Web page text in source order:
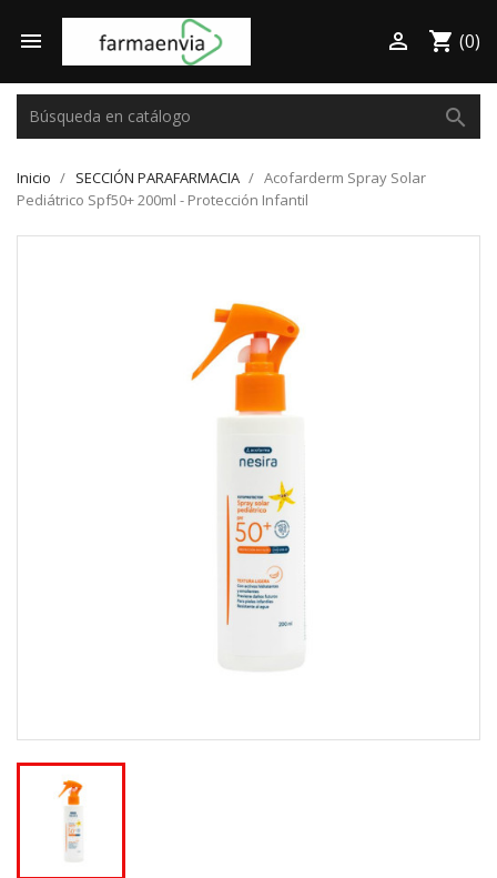
 shopping_cart (0)

search
Inicio SECCIÓN PARAFARMACIA
Acofarderm Spray Solar
Pediátrico Spf50+ 200ml - Protección Infantil